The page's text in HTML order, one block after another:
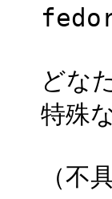
どな
特殊
（不